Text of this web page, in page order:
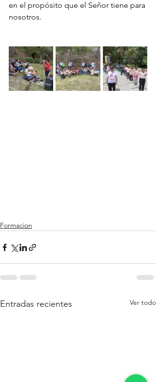
en el propósito que el Señor tiene para
nosotros.
Formacion
Entradas recientes Ver todo